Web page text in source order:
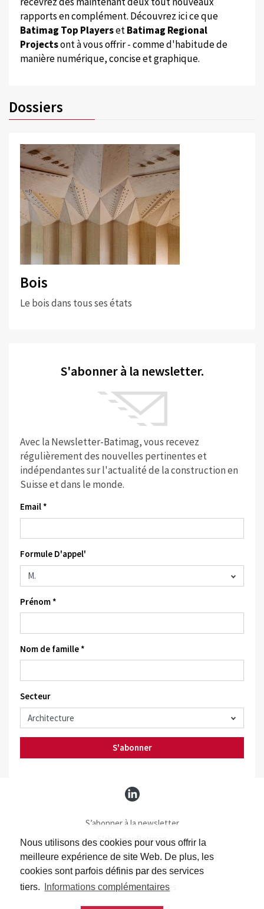
Nous utilisons des cookies pour vous offrir la
meilleure expérience de site Web. De plus, les
cookies sont parfois définis par des services
tiers.
Informations complémentaires
rapports en complément. Découvrez ici ce que
Batimag Top PlayersetBatimag Regional
Projectsont à vous offrir - comme d'habitude de
manière numérique, concise et graphique.
Dossiers
Bois
Le bois dans tous ses états
S'abonner à la newsletter.
Avec la Newsletter-Batimag, vous recevez
régulièrement des nouvelles pertinentes et
indépendantes sur l'actualité de la construction en
Suisse et dans le monde.
Email *
Formule D'appel'
Prénom *
Nom de famille *
Secteur
S'abonner
S’abonner à la newsletter
S’abonner Batimag
Contact
Impressum
Protection des données